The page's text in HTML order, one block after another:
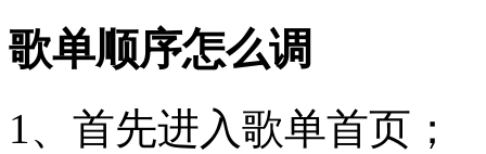
歌单顺序怎么调
1、首先进入歌单首页；